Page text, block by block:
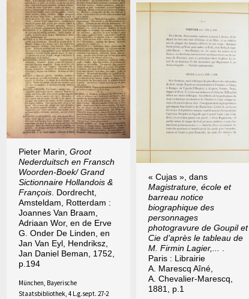
Pieter Marin, Groot
Nederduitsch en Fransch
Woorden-Boek/ Grand
Sictionnaire Hollandois &
François. Dordrecht,
Amsteldam, Rotterdam :
Joannes Van Braam,
Adriaan Wor, en de Erve
G. Onder De Linden, en
Jan Van Eyl, Hendriksz,
Jan Daniel Beman, 1752,
p.194
München, Bayerische
Staatsbibliothek, 4 L.g.sept. 27-2
« Cujas », dans
Magistrature, école et
barreau notice
biographique des
personnages
photogravure de Goupil et
Cie d’après le tableau de
M. Firmin Lagier,...
Paris : Librairie
A. Marescq Aîné,
A. Chevalier-Marescq,
1881, p.1